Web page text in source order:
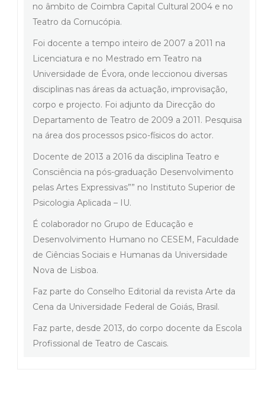
no âmbito de Coimbra Capital Cultural 2004 e no
Teatro da Cornucópia.
Foi docente a tempo inteiro de 2007 a 2011 na
Licenciatura e no Mestrado em Teatro na
Universidade de Évora, onde leccionou diversas
disciplinas nas áreas da actuação, improvisação,
corpo e projecto. Foi adjunto da Direcção do
Departamento de Teatro de 2009 a 2011. Pesquisa
na área dos processos psico-físicos do actor.
Docente de 2013 a 2016 da disciplina Teatro e
Consciência na pós-graduação Desenvolvimento
pelas Artes Expressivas”” no Instituto Superior de
Psicologia Aplicada – IU.
É colaborador no Grupo de Educação e
Desenvolvimento Humano no CESEM, Faculdade
de Ciências Sociais e Humanas da Universidade
Nova de Lisboa.
Faz parte do Conselho Editorial da revista Arte da
Cena da Universidade Federal de Goiás, Brasil.
Faz parte, desde 2013, do corpo docente da Escola
Profissional de Teatro de Cascais.